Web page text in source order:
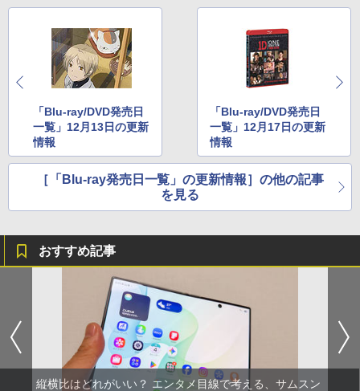
「Blu-ray/DVD発売日
一覧」12月13日の更新
情報
「Blu-ray/DVD発売日
一覧」12月17日の更新
情報
［「Blu-ray発売日一覧」の更新情報］の他の記事
を見る
おすすめ記事
縦横比はどれがいい？ エンタメ目線で考える、サムスン